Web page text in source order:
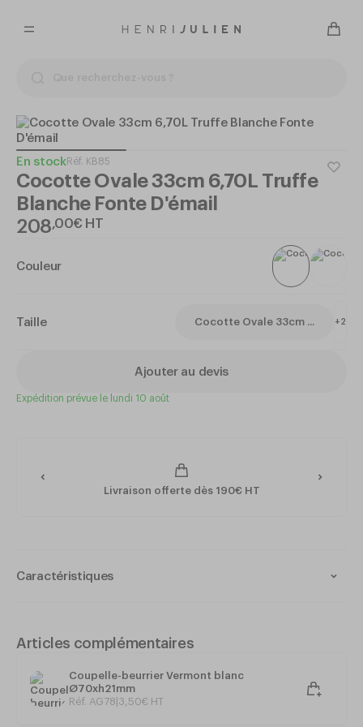
En stockRéf. KB85
Cocotte Ovale 33cm 6,70L Truffe
Blanche Fonte D'émail
208,00€ HT
Couleur
Taille Cocotte Ovale 33cm ... +2
Ajouter au devis
Expédition prévue le lundi 10 août
Livraison offerte dès 190€ HT
Caractéristiques
Idéale pour saisir, mijoter et cuire lentement viandes,
Couvercle à structure en gouttes pour une répartition
homogène de l'humidité
Émaillage intérieur noir mat pour une cuisson croustillante
Articles complémentaires
Coupelle-beurrier Vermont blanc
Ø70xh21mm
Réf. AG78 3 50€ HT